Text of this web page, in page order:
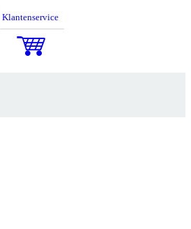
Klantenservice